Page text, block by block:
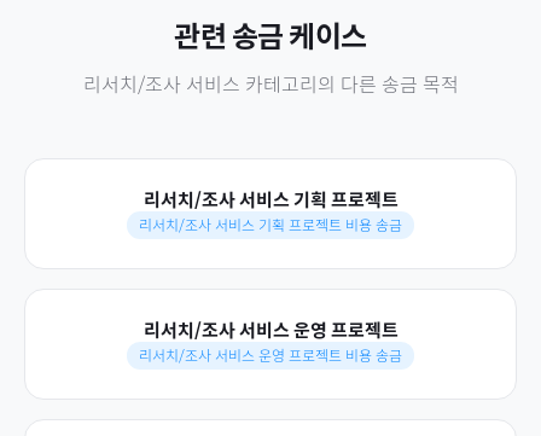
관련 송금 케이스
리서치/조사 서비스 카테고리의 다른 송금 목적
리서치/조사 서비스 기획 프로젝트
리서치/조사 서비스 기획 프로젝트 비용 송금
리서치/조사 서비스 운영 프로젝트
리서치/조사 서비스 운영 프로젝트 비용 송금